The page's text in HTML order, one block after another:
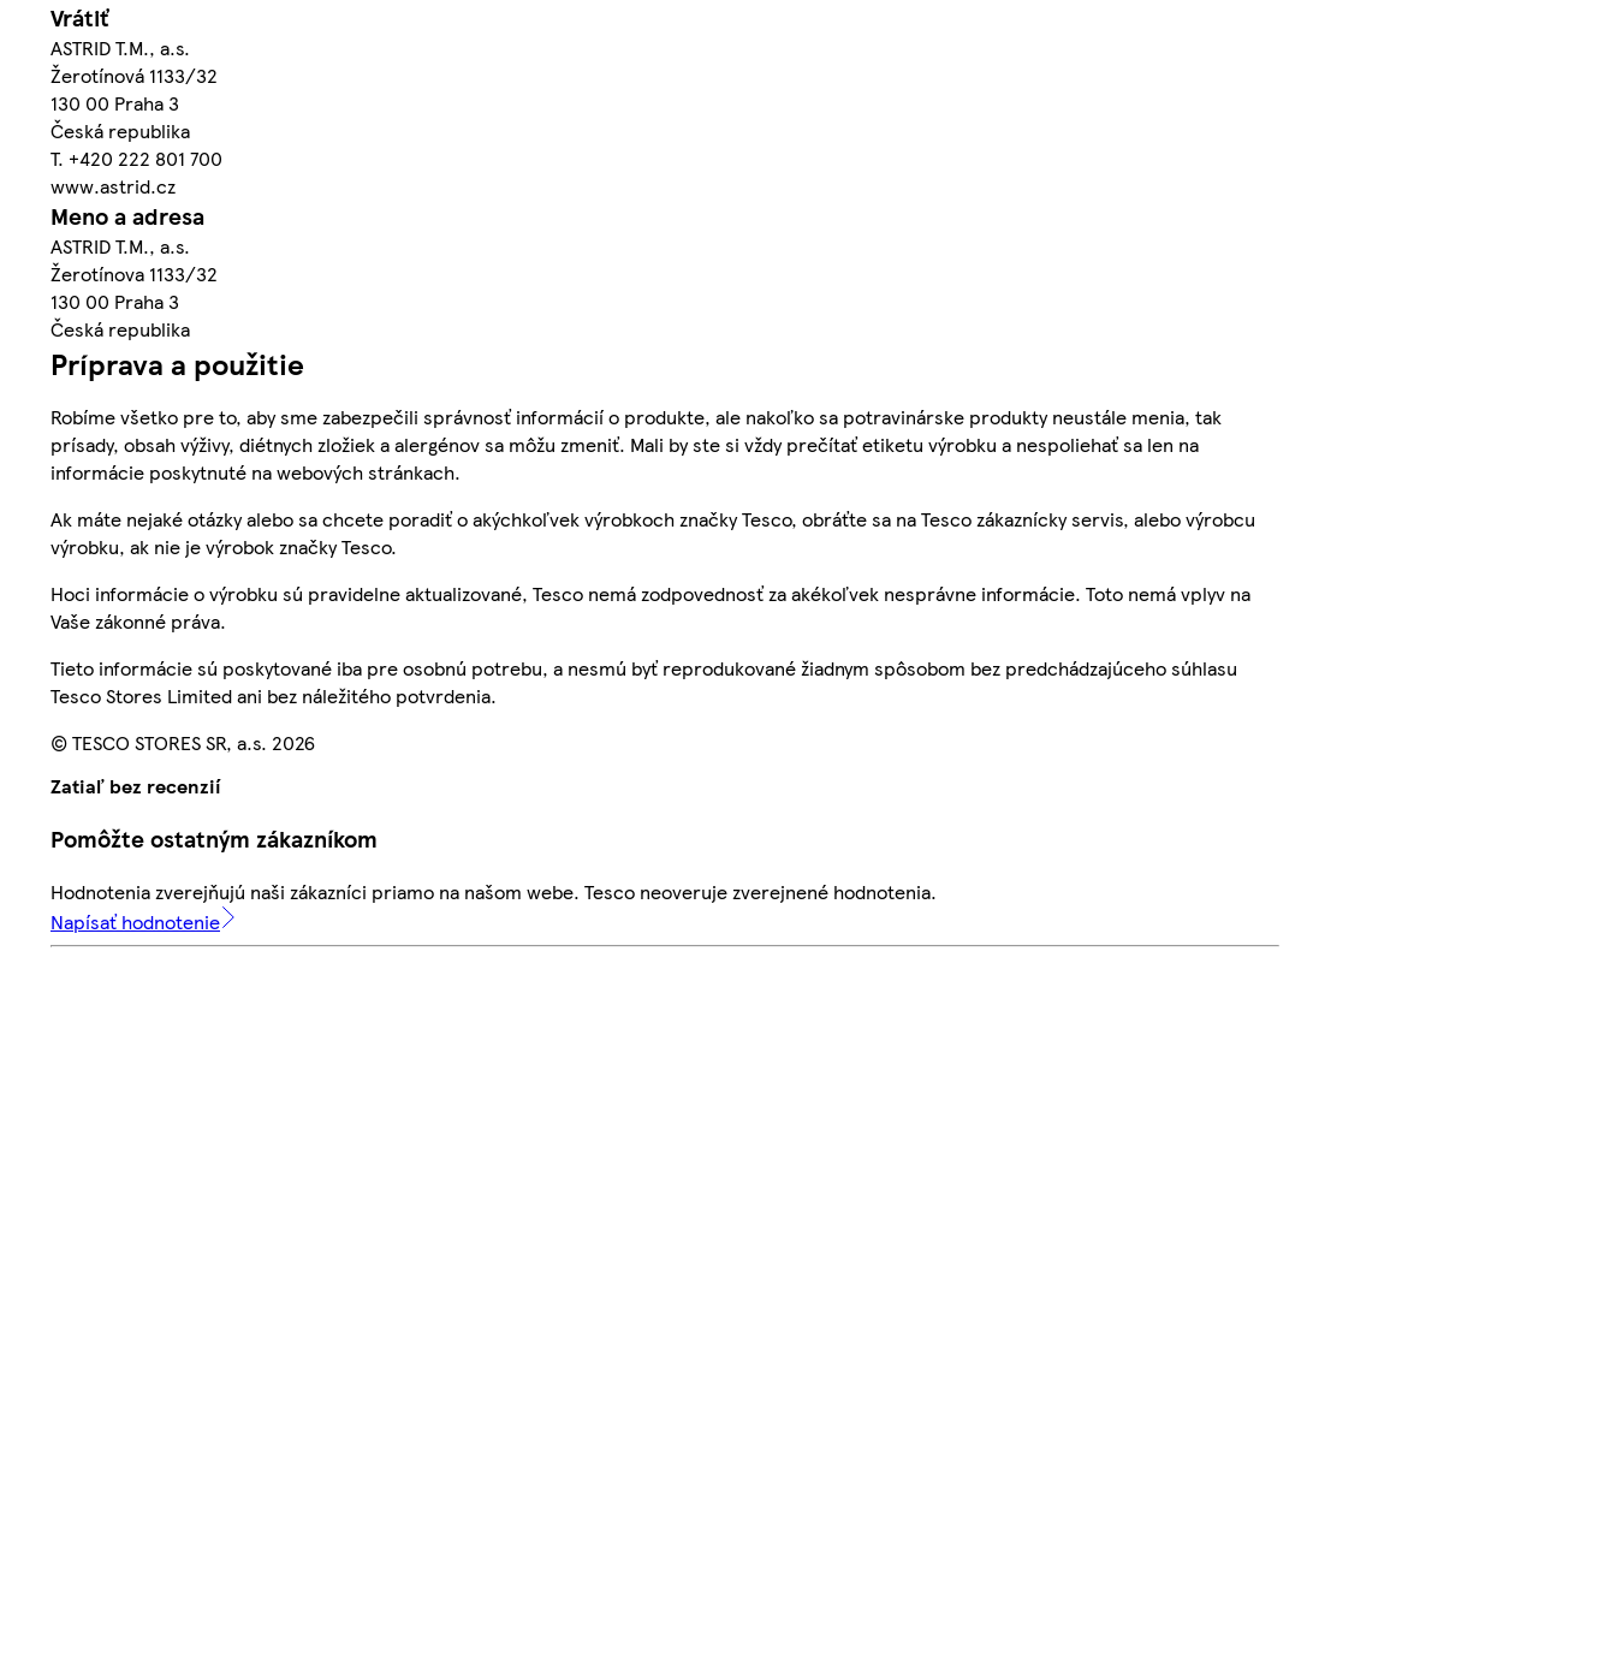
Vrátiť
ASTRID T.M., a.s.
Žerotínová 1133/32
130 00 Praha 3
Česká republika
T. +420 222 801 700
www.astrid.cz
Meno a adresa
ASTRID T.M., a.s.
Žerotínova 1133/32
130 00 Praha 3
Česká republika
Príprava a použitie
Robíme všetko pre to, aby sme zabezpečili správnosť informácií o produkte, ale nakoľko sa potravinárske produkty neustále menia, tak
prísady, obsah výživy, diétnych zložiek a alergénov sa môžu zmeniť. Mali by ste si vždy prečítať etiketu výrobku a nespoliehať sa len na
informácie poskytnuté na webových stránkach.
Ak máte nejaké otázky alebo sa chcete poradiť o akýchkoľvek výrobkoch značky Tesco, obráťte sa na Tesco zákaznícky servis, alebo výrobcu
výrobku, ak nie je výrobok značky Tesco.
Hoci informácie o výrobku sú pravidelne aktualizované, Tesco nemá zodpovednosť za akékoľvek nesprávne informácie. Toto nemá vplyv na
Vaše zákonné práva.
Tieto informácie sú poskytované iba pre osobnú potrebu, a nesmú byť reprodukované žiadnym spôsobom bez predchádzajúceho súhlasu
Tesco Stores Limited ani bez náležitého potvrdenia.
© TESCO STORES SR, a.s. 2026
Zatiaľ bez recenzií
Pomôžte ostatným zákazníkom
Hodnotenia zverejňujú naši zákazníci priamo na našom webe. Tesco neoveruje zverejnené hodnotenia.
Napísať hodnotenie